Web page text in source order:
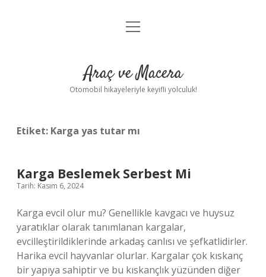
Anasayfa
Yasal Uyarı
menüyü
Araç ve Macera
Otomobil hikayeleriyle keyifli yolculuk!
Etiket: Karga yas tutar mı
Karga Beslemek Serbest Mi
Tarih: Kasım 6, 2024
Karga evcil olur mu? Genellikle kavgacı ve huysuz
yaratıklar olarak tanımlanan kargalar,
evcilleştirildiklerinde arkadaş canlısı ve şefkatlidirler.
Harika evcil hayvanlar olurlar. Kargalar çok kıskanç
bir yapıya sahiptir ve bu kıskançlık yüzünden diğer